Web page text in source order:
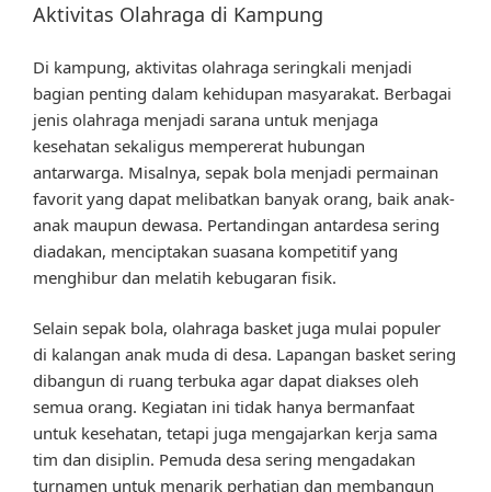
Aktivitas Olahraga di Kampung
Di kampung, aktivitas olahraga seringkali menjadi
bagian penting dalam kehidupan masyarakat. Berbagai
jenis olahraga menjadi sarana untuk menjaga
kesehatan sekaligus mempererat hubungan
antarwarga. Misalnya, sepak bola menjadi permainan
favorit yang dapat melibatkan banyak orang, baik anak-
anak maupun dewasa. Pertandingan antardesa sering
diadakan, menciptakan suasana kompetitif yang
menghibur dan melatih kebugaran fisik.
Selain sepak bola, olahraga basket juga mulai populer
di kalangan anak muda di desa. Lapangan basket sering
dibangun di ruang terbuka agar dapat diakses oleh
semua orang. Kegiatan ini tidak hanya bermanfaat
untuk kesehatan, tetapi juga mengajarkan kerja sama
tim dan disiplin. Pemuda desa sering mengadakan
turnamen untuk menarik perhatian dan membangun